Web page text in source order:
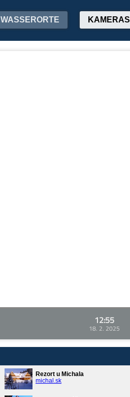
WASSERORTE KAMERAS
12:55
18. 2. 2025
Rezort u Michala
michal.sk